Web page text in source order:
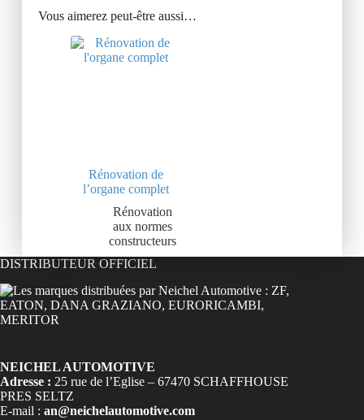
Vous aimerez peut-être aussi…
Rénovation de
l’organe complet
Rénovation
aux normes
constructeurs
DISTRIBUTEUR OFFICIEL
NEICHEL AUTOMOTIVE
Adresse : 25 rue de l’Eglise – 67470 SCHAFFHOUSE
PRES SELTZ
E-mail : an@neichelautomotive.com